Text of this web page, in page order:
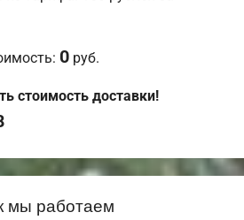
0 руб.
стоимость доставки!
мы работаем